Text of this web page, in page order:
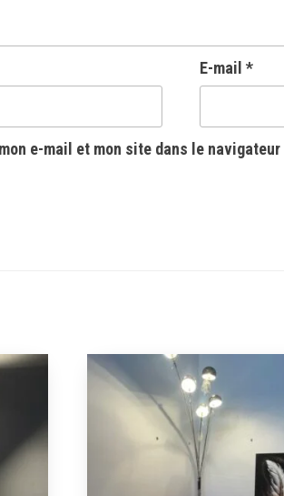
E-mail *
e-mail et mon site dans le